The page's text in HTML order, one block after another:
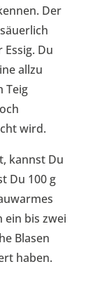
Der
Du
allzu
Teig
wird.
kannst Du
Du 100 g
ein bis zwei
Blasen
haben.